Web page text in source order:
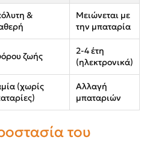
&
Μειώνεται με
την μπαταρία
ζωής
2-4 έτη
(ηλεκτρονικά)
(χωρίς
Αλλαγή
μπαταριών
του